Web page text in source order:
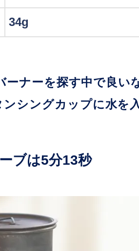
34g
ーナーを探す中で良い
シングカップに水を
ブは5分13秒